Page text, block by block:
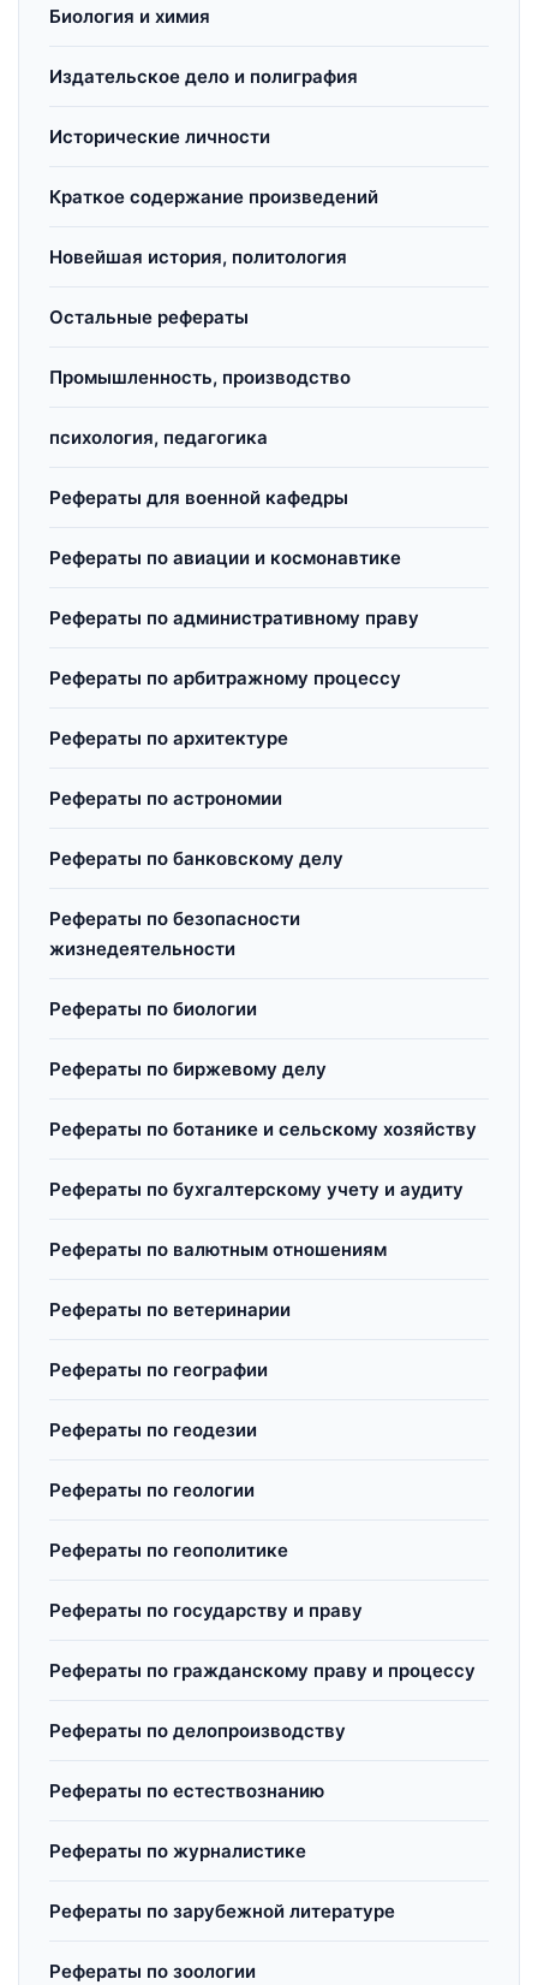
Биология и химия
Издательское дело и полиграфия
Исторические личности
Краткое содержание произведений
Новейшая история, политология
Остальные рефераты
Промышленность, производство
психология, педагогика
Рефераты для военной кафедры
Рефераты по авиации и космонавтике
Рефераты по административному праву
Рефераты по арбитражному процессу
Рефераты по архитектуре
Рефераты по астрономии
Рефераты по банковскому делу
Рефераты по безопасности
жизнедеятельности
Рефераты по биологии
Рефераты по биржевому делу
Рефераты по ботанике и сельскому хозяйству
Рефераты по бухгалтерскому учету и аудиту
Рефераты по валютным отношениям
Рефераты по ветеринарии
Рефераты по географии
Рефераты по геодезии
Рефераты по геологии
Рефераты по геополитике
Рефераты по государству и праву
Рефераты по гражданскому праву и процессу
Рефераты по делопроизводству
Рефераты по естествознанию
Рефераты по журналистике
Рефераты по зарубежной литературе
Рефераты по зоологии